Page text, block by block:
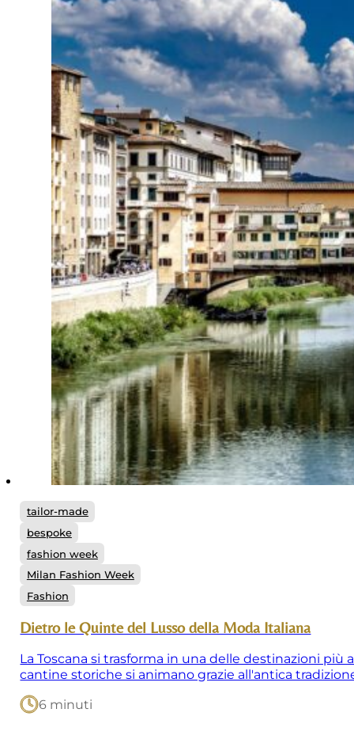
tailor-made
bespoke
fashion week
Milan Fashion Week
Fashion
Dietro le Quinte del Lusso della Moda Italiana
La Toscana si trasforma in una delle destinazioni
cantine storiche si animano grazie all'antica
6 minuti